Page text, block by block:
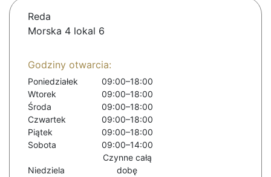
Reda
Morska 4 lokal 6
Godziny otwarcia:
Poniedziałek
09:00–18:00
Wtorek
09:00–18:00
Środa
09:00–18:00
Czwartek
09:00–18:00
Piątek
09:00–18:00
Sobota
09:00–14:00
Niedziela
Czynne całą
dobę